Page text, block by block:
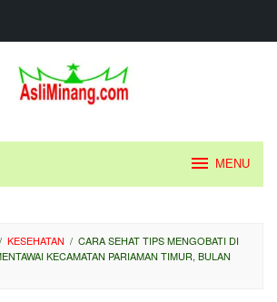
MENU
/ KESEHATAN / CARA SEHAT TIPS MENGOBATI DI
KECAMATAN PARIAMAN TIMUR, BULAN